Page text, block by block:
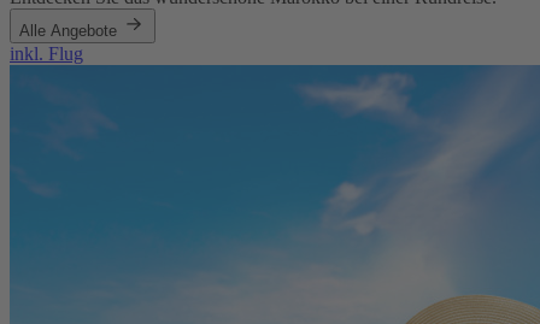
Alle Angebote
inkl. Flug